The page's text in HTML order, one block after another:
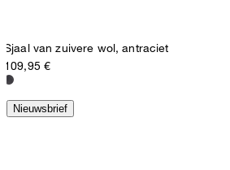
Sjaal van zuivere wol, antraciet
109,95 €
Nieuwsbrief